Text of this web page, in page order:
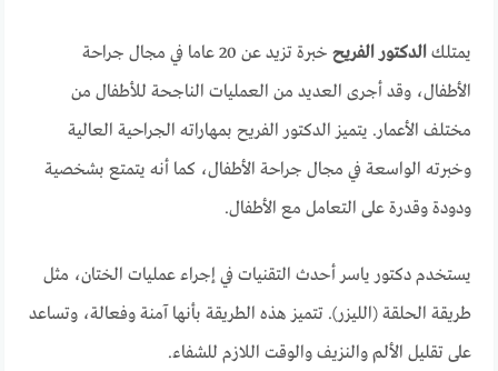
يمتلكالدكتور الفريح
خبرة تزيد عن 20 عاما في مجال جراحة
الأطفال، وقد أجرى العديد من العمليات الناجحة للأطفال من
مختلف الأعمار. يتميز الدكتور الفريح بمهاراته الجراحية العالية
وخبرته الواسعة في مجال جراحة الأطفال، كما أنه يتمتع بشخصية
ودودة وقدرة على التعامل مع الأطفال.
يستخدم دكتور ياسر أحدث التقنيات في إجراء عمليات الختان، مثل
طريقة الحلقة (الليزر). تتميز هذه الطريقة بأنها آمنة وفعالة، وتساعد
على تقليل الألم والنزيف والوقت اللازم للشفاء.